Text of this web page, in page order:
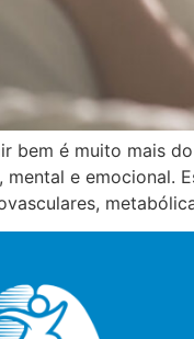
bem é muito mais
mental e emocional.